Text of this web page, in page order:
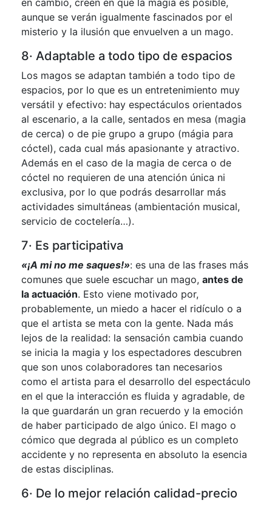
en cambio, creen en que la magia es posible,
aunque se verán igualmente fascinados por el
misterio y la ilusión que envuelven a un mago.
8· Adaptable a todo tipo de espacios
Los magos se adaptan también a todo tipo de
espacios, por lo que es un entretenimiento muy
versátil y efectivo: hay espectáculos orientados
al escenario, a la calle, sentados en mesa (magia
de cerca) o de pie grupo a grupo (mágia para
cóctel), cada cual más apasionante y atractivo.
Además en el caso de la magia de cerca o de
cóctel no requieren de una atención única ni
exclusiva, por lo que podrás desarrollar más
actividades simultáneas (ambientación musical,
servicio de coctelería…).
7· Es participativa
«¡A mi no me saques!»: es una de las frases más
comunes que suele escuchar un mago, antes de
la actuación. Esto viene motivado por,
probablemente, un miedo a hacer el ridículo o a
que el artista se meta con la gente. Nada más
lejos de la realidad: la sensación cambia cuando
se inicia la magia y los espectadores descubren
que son unos colaboradores tan necesarios
como el artista para el desarrollo del espectáculo
en el que la interacción es fluida y agradable, de
la que guardarán un gran recuerdo y la emoción
de haber participado de algo único. El mago o
cómico que degrada al público es un completo
accidente y no representa en absoluto la esencia
de estas disciplinas.
6· De lo mejor relación calidad-precio